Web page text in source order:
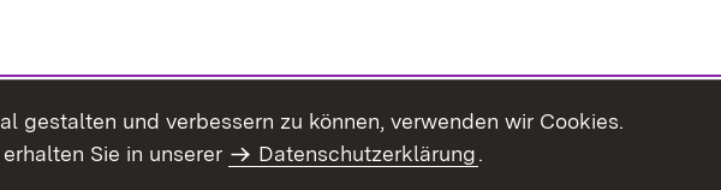
gestalten und verbessern zu können, verwenden wir Cookies.
Sie in unserer
Datenschutzerklärung.